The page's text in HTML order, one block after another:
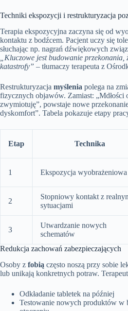
Techniki ekspozycji i restrukturyzacja
Terapia ekspozycyjna zaczyna się od
kontaktu z bodźcem. Pacjent uczy się
słuchając np. nagrań dźwiękowych
„Kluczowe jest budowanie
katastrofy” – tłumaczy terapeuta z
Restrukturyzacja myślenia polega na
fizycznych objawów. Zamiast: „Mdłości
zwymiotuję”, powstaje nowe
dyskomfort”. Tabela pokazuje etapy
Etap Technika
1 Ekspozycja wyobrażeniowa
2
Stopniowy kontakt z
sytuacjami
3
Utwardzanie nowych
schematów
Redukcja zachowań zabezpieczających
Osoby z fobią często noszą przy sobie
lub unikają konkretnych potraw.
Odkładanie tabletek na później
Testowanie nowych produktów w